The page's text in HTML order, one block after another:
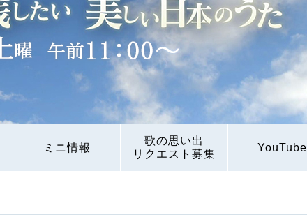
ミニ情報
歌の思い出
リクエスト募集
YouTube